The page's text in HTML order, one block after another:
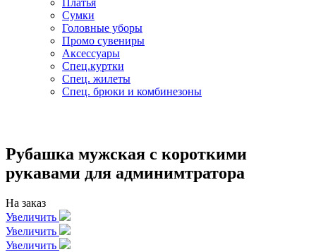
Платья
Сумки
Головные уборы
Промо сувениры
Аксессуары
Спец.куртки
Спец. жилеты
Спец. брюки и комбинезоны
Рубашка мужская с короткими
рукавами для админимтратора
На заказ
Увеличить
Увеличить
Увеличить